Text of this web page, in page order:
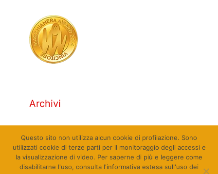
Archivi
Questo sito non utilizza alcun cookie di profilazione. Sono
utilizzati cookie di terze parti per il monitoraggio degli accessi e
la visualizzazione di video. Per saperne di più e leggere come
disabilitarne l'uso, consulta l'informativa estesa sull'uso dei